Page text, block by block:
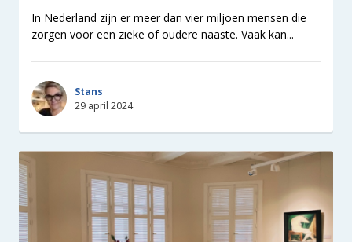
In Nederland zijn er meer dan vier miljoen mensen die
zorgen voor een zieke of oudere naaste. Vaak kan...
Stans
29 april 2024